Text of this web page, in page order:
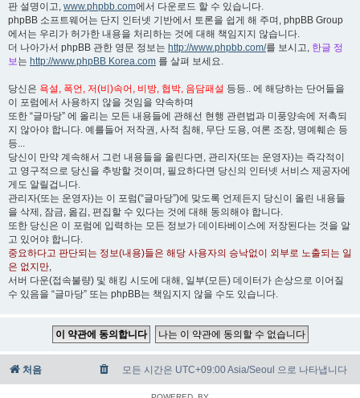
판 설명이고, www.phpbb.com에서 다운로드 할 수 있습니다.
phpBB 소프트웨어는 단지 인터넷 기반에서 토론을 쉽게 해 주며, phpBB Group
에서는 우리가 허가한 내용을 처리하는 것에 대해 책임지지 않습니다.
더 나아가서 phpBB 관한 영문 정보는 http://www.phpbb.com/를 보시고, 한글 정
보는 http://www.phpBB Korea.com 를 살펴 보세요.
당신은 욕설, 폭언, 저(비)속어, 비방, 협박, 음담패설 등등.. 에 해당하는 단어들을
이 포럼에서 사용하지 않을 것임을 약속하며
또한 “글마당” 에 올리는 모든 내용들에 관해선 현행 관련법과 미풍양속에 저촉되
지 않아야 합니다. 예를들어 저작권, 사적 침해, 무단 도용, 여론 조장, 명예훼손 등
등...
당신이 만약 계속해서 그런 내용들을 올린다면, 관리자(또는 운영자)는 즉각적이
고 영구적으로 당신을 추방할 것이며, 필요하다면 당신의 인터넷 서비스 제공자에
게도 알릴겁니다.
관리자(또는 운영자)는 이 포럼(“글마당”)에 맞도록 언제든지 당신이 올린 내용들
을 삭제, 잠금, 옮김, 편집할 수 있다는 것에 대해 동의해야 합니다.
또한 당신은 이 포럼에 입력하는 모든 정보가 데이타베이스에 저장된다는 것을 알
고 있어야 합니다.
중요하다고 판단되는 정보(내용)들은 해당 사용자의 승낙없이 외부로 노출되는 일
은 없지만,
서버 다운(접속불량) 및 해킹 시도에 대해, 일부(모든) 데이터가 손상으로 이어질
수 있음을 “글마당” 또는 phpBB는 책임지지 않을 수도 있습니다.
처음 모든 시간은 UTC+09:00 Asia/Seoul 으로 나타냅니다